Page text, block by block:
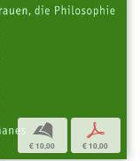
b
€ 10,00
p
€ 10,00